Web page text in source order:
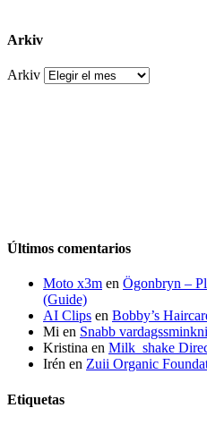
Arkiv
Arkiv
Últimos comentarios
Moto x3m en Ögonbryn –
(Guide)
AI Clips en Bobby’s
Mi en Snabb
Kristina en Milk_shake
Irén en Zuii Organic
Etiquetas